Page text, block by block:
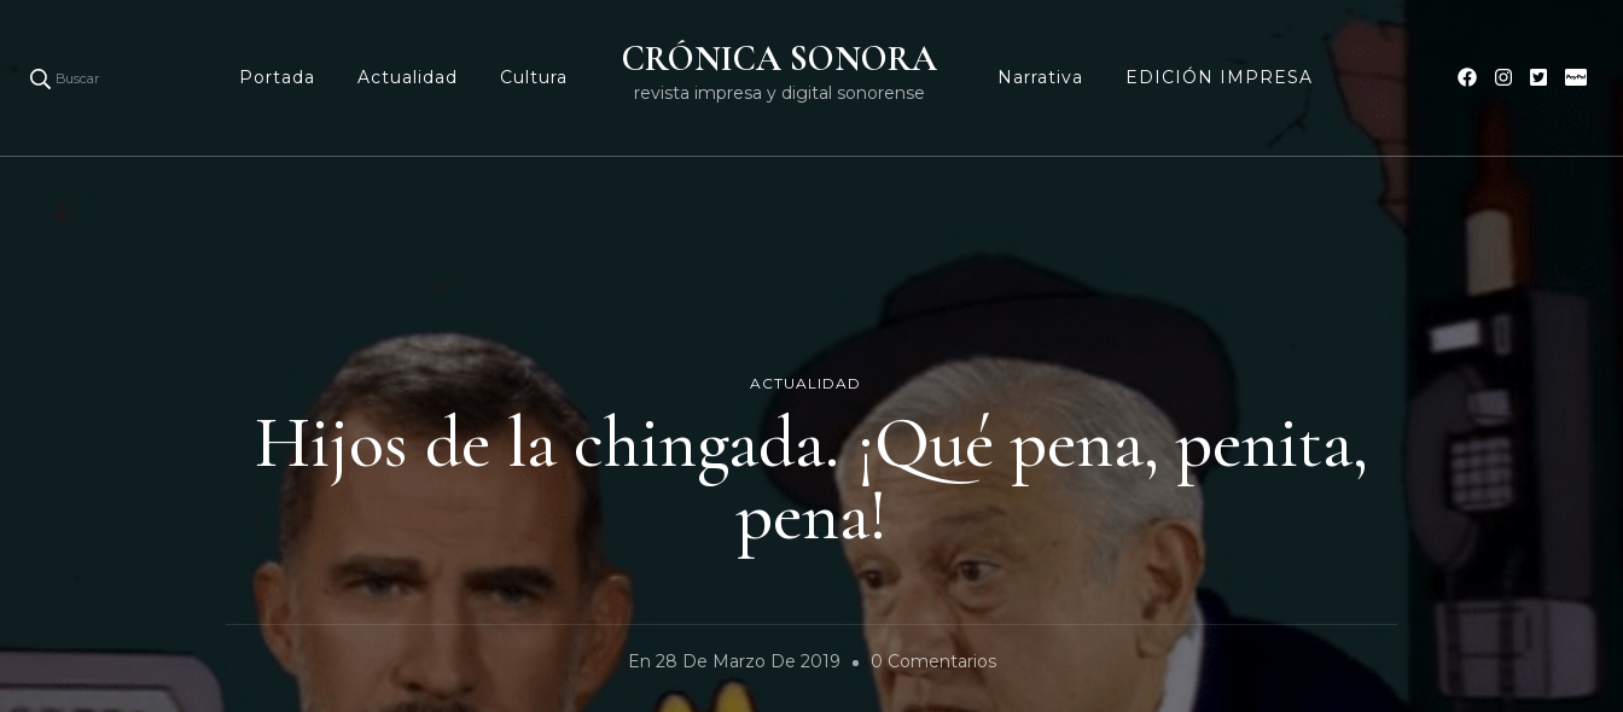
Buscar Portada Actualidad Cultura CRÓNICA SONORA
revista impresa y digital sonorense
Narrativa EDICIÓN IMPRESA
ACTUALIDAD
Hijos de la chingada. ¡Qué pena, penita,
pena!
En 28 De Marzo De 2019 0 ComentariosEn